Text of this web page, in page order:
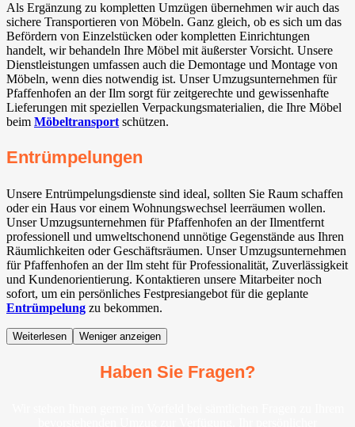
Als Ergänzung zu kompletten Umzügen übernehmen wir auch das
sichere Transportieren von Möbeln. Ganz gleich, ob es sich um das
Befördern von Einzelstücken oder kompletten Einrichtungen
handelt, wir behandeln Ihre Möbel mit äußerster Vorsicht. Unsere
Dienstleistungen umfassen auch die Demontage und Montage von
Möbeln, wenn dies notwendig ist. Unser Umzugsunternehmen für
Pfaffenhofen an der Ilm sorgt für zeitgerechte und gewissenhafte
Lieferungen mit speziellen Verpackungsmaterialien, die Ihre Möbel
beim Möbeltransportschützen.
Entrümpelungen
Unsere Entrümpelungsdienste sind ideal, sollten Sie Raum schaffen
oder ein Haus vor einem Wohnungswechsel leerräumen wollen.
Unser Umzugsunternehmen für Pfaffenhofen an der Ilmentfernt
professionell und umweltschonend unnötige Gegenstände aus Ihren
Räumlichkeiten oder Geschäftsräumen. Unser Umzugsunternehmen
für Pfaffenhofen an der Ilm steht für Professionalität, Zuverlässigkeit
und Kundenorientierung. Kontaktieren unsere Mitarbeiter noch
sofort, um ein persönliches Festpresiangebot für die geplante
Entrümpelung zu bekommen.
Weiterlesen Weniger anzeigen
Haben Sie Fragen?